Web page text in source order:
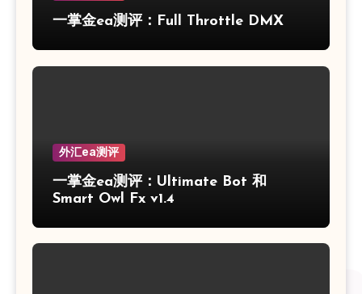
一掌金ea测评：Full Throttle DMX
外汇ea测评
一掌金ea测评：Ultimate Bot 和
Smart Owl Fx v1.4